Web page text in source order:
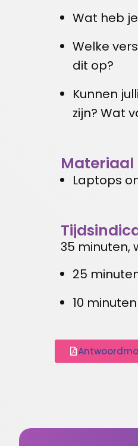
Wat heb
Welke
dit op?
Kunnen
zijn? Wat
Materiaal
Laptops
35 minuten,
25
10